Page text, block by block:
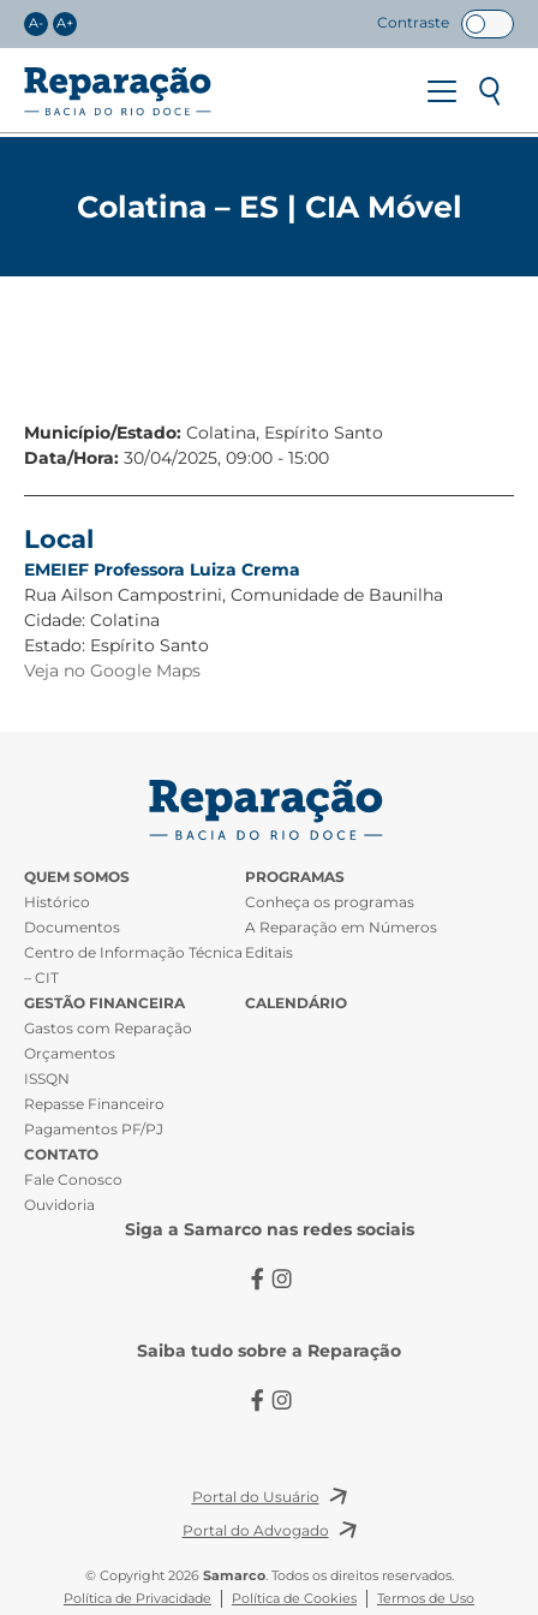
A- A+ Contraste
Colatina – ES | CIA Móvel
Município/Estado: Colatina, Espírito Santo
Data/Hora: 30/04/2025, 09:00 - 15:00
Local
EMEIEF Professora Luiza Crema
Rua Ailson Campostrini, Comunidade de Baunilha
Cidade: Colatina
Estado: Espírito Santo
Veja no Google Maps
QUEM SOMOS
Histórico
Documentos
Centro de Informação Técnica
– CIT
PROGRAMAS
Conheça os programas
A Reparação em Números
Editais
GESTÃO FINANCEIRA
Gastos com Reparação
Orçamentos
ISSQN
Repasse Financeiro
Pagamentos PF/PJ
CALENDÁRIO
CONTATO
Fale Conosco
Ouvidoria
Siga a Samarco nas redes sociais
Saiba tudo sobre a Reparação
Portal do Usuário
Portal do Advogado
© Copyright 2026 Samarco. Todos os direitos reservados.
Política de Privacidade
Política de Cookies Termos de Uso